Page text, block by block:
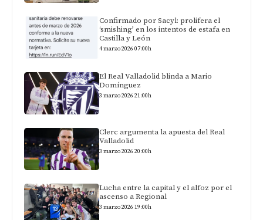
Confirmado por Sacyl: prolifera el
‘smishing’ en los intentos de estafa en
Castilla y León
4 marzo 2026 07:00h
El Real Valladolid blinda a Mario
Domínguez
3 marzo 2026 21:00h
Clerc argumenta la apuesta del Real
Valladolid
3 marzo 2026 20:00h
Lucha entre la capital y el alfoz por el
ascenso a Regional
3 marzo 2026 19:00h